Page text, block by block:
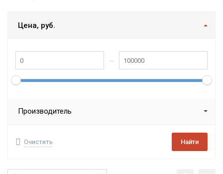
Цена, руб.
Производитель
Очистить Найти